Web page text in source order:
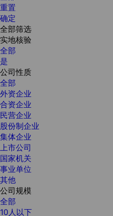
重置
确定
全部筛选
实地核验
全部
是
公司性质
全部
外资企业
合资企业
民营企业
股份制企业
集体企业
上市公司
国家机关
事业单位
其他
公司规模
全部
10人以下